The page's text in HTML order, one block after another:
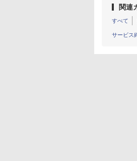
関連
すべて
サービス